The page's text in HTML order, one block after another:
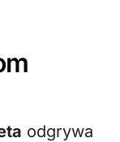
odgrywa